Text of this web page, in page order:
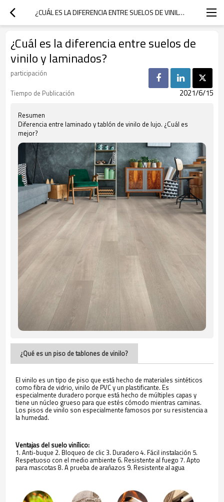
¿CUÁL ES LA DIFERENCIA ENTRE SUELOS DE VINILO Y LAMINADOS?
¿Cuál es la diferencia entre suelos de
vinilo y laminados?
participación
Tiempo de Publicación
2021/6/15
Resumen
Diferencia entre laminado y tablón de vinilo de lujo. ¿Cuál es
mejor?
¿Qué es un piso de tablones de vinilo?
El vinilo es un tipo de piso que está hecho de materiales sintéticos
como fibra de vidrio, vinilo de PVC y un plastificante. Es
especialmente duradero porque está hecho de múltiples capas y
tiene un núcleo grueso para que estés cómodo mientras caminas.
Los pisos de vinilo son especialmente famosos por su resistencia a
la humedad.
Ventajas del suelo vinílico:
1. Anti-buque 2. Bloqueo de clic 3. Duradero 4. Fácil instalación 5.
Respetuoso con el medio ambiente 6. Resistente al fuego 7. Apto
para mascotas 8. A prueba de arañazos 9. Resistente al agua